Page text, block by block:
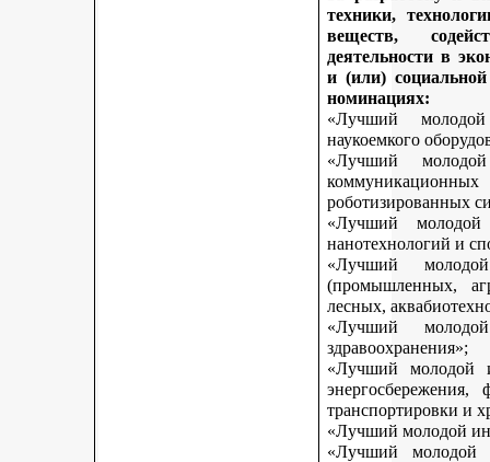
техники,
веществ,
деятельности в
и (или)
номинациях:
«Лучший
наукоемкого
«Лучший
роботизированных
«Лучший
нанотехнологий и
«Лучший
(промышленных,
лесных,
«Лучший
здравоохранения»;
«Лучший молодой
транспортировки и
«Лучший молодой
«Лучший молодой